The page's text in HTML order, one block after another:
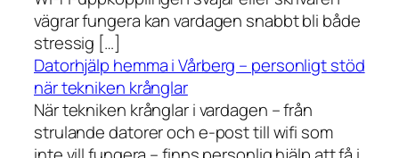
vägrar fungera kan vardagen snabbt bli både
stressig […]
Datorhjälp hemma i Vårberg – personligt stöd
när tekniken krånglar
När tekniken krånglar i vardagen – från
strulande datorer och e-post till wifi som